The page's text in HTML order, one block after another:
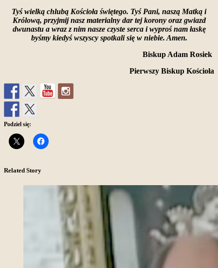
Tyś wielką chlubą Kościoła świętego. Tyś Pani, naszą Matką i
Królową, przyjmij nasz materialny dar tej korony oraz gwiazd
dwunastu a wraz z nim nasze czyste serca i wyproś nam łaskę
byśmy kiedyś wszyscy spotkali się w niebie. Amen.
Biskup Adam Rosiek
Pierwszy Biskup Kościoła
Podziel się:
Related Story